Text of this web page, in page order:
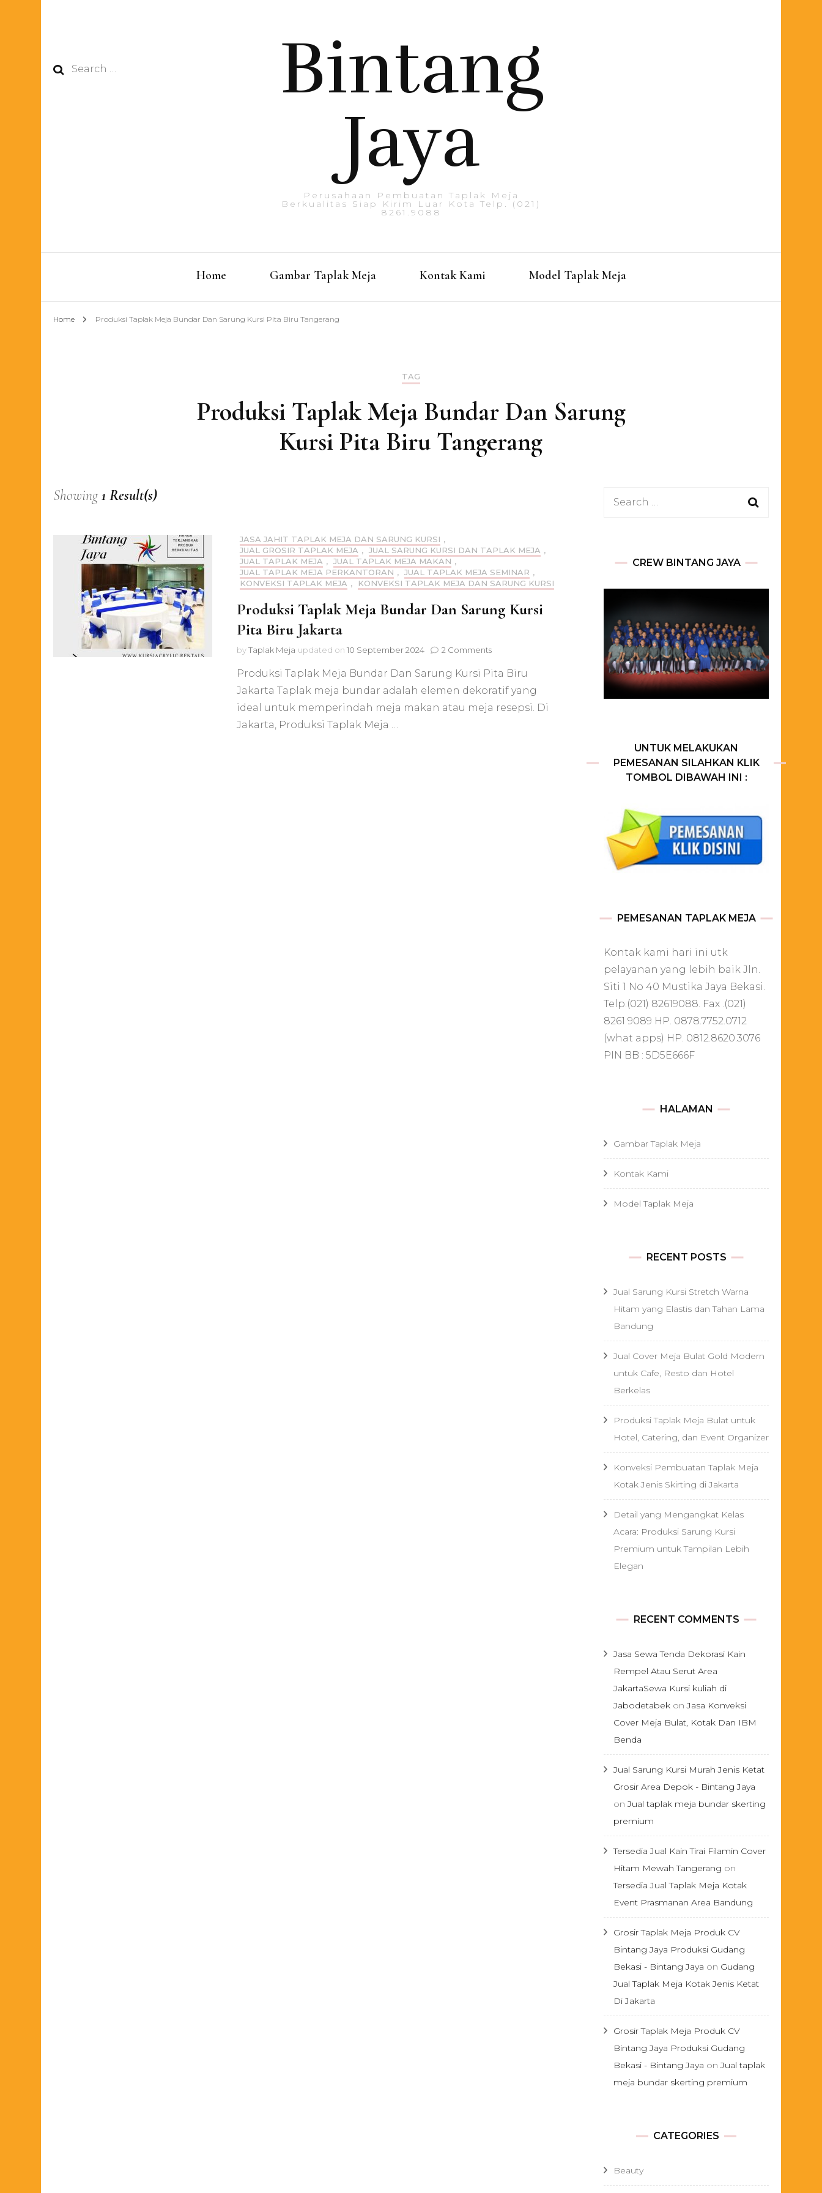
Search
Bintang
Jaya
Perusahaan Pembuatan Taplak Meja
Berkualitas Siap Kirim Luar Kota Telp. (021)
8261.9088
Home Gambar Taplak Meja Kontak Kami Model Taplak Meja
Home Produksi Taplak Meja Bundar Dan Sarung Kursi Pita Biru Tangerang
TAG
Produksi Taplak Meja Bundar Dan Sarung
Kursi Pita Biru Tangerang
Showing1 Result(s)
JASA JAHIT TAPLAK MEJA DAN SARUNG KURSI ,
JUAL GROSIR TAPLAK MEJA , JUAL SARUNG KURSI DAN TAPLAK MEJA ,
JUAL TAPLAK MEJA , JUAL TAPLAK MEJA MAKAN ,
JUAL TAPLAK MEJA PERKANTORAN , JUAL TAPLAK MEJA SEMINAR ,
KONVEKSI TAPLAK MEJA , KONVEKSI TAPLAK MEJA DAN SARUNG KURSI
Produksi Taplak Meja Bundar Dan Sarung Kursi
Pita Biru Jakarta
byTaplak Meja updated on 10 September 2024 2 Commentson
Taplak
Meja
Bundar
Dan
Produksi Taplak Meja Bundar Dan Sarung Kursi Pita Biru
Jakarta Taplak meja bundar adalah elemen dekoratif yang
ideal untuk memperindah meja makan atau meja resepsi. Di
Jakarta, Produksi Taplak Meja …
Search
CREW BINTANG JAYA
UNTUK MELAKUKAN
PEMESANAN SILAHKAN KLIK
TOMBOL DIBAWAH INI :
PEMESANAN TAPLAK MEJA
Kontak kami hari ini utk
pelayanan yang lebih baik Jln.
Siti 1 No 40 Mustika Jaya Bekasi.
Telp.(021) 82619088. Fax .(021)
8261 9089 HP. 0878.7752.0712
(what apps) HP. 0812.8620.3076
PIN BB : 5D5E666F
HALAMAN
Gambar Taplak Meja
Kontak Kami
Model Taplak Meja
RECENT POSTS
Jual Sarung Kursi Stretch Warna
Hitam yang Elastis dan Tahan Lama
Bandung
Jual Cover Meja Bulat Gold Modern
untuk Cafe, Resto dan Hotel
Berkelas
Produksi Taplak Meja Bulat untuk
Hotel, Catering, dan Event Organizer
Konveksi Pembuatan Taplak Meja
Kotak Jenis Skirting di Jakarta
Detail yang Mengangkat Kelas
Acara: Produksi Sarung Kursi
Premium untuk Tampilan Lebih
Elegan
RECENT COMMENTS
Jasa Sewa Tenda Dekorasi Kain
Rempel Atau Serut Area
JakartaSewa Kursi kuliah di
Jabodetabek onJasa Konveksi
Cover Meja Bulat, Kotak Dan IBM
Benda
Jual Sarung Kursi Murah Jenis Ketat
Grosir Area Depok - Bintang Jaya
onJual taplak meja bundar skerting
premium
Tersedia Jual Kain Tirai Filamin Cover
Hitam Mewah Tangerang on
Tersedia Jual Taplak Meja Kotak
Event Prasmanan Area Bandung
Grosir Taplak Meja Produk CV
Bintang Jaya Produksi Gudang
Bekasi - Bintang Jaya on Gudang
Jual Taplak Meja Kotak Jenis Ketat
Di Jakarta
Grosir Taplak Meja Produk CV
Bintang Jaya Produksi Gudang
Bekasi - Bintang Jaya onJual taplak
meja bundar skerting premium
CATEGORIES
Beauty